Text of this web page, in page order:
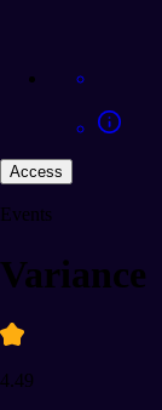
Access
Events
Variance
4.49